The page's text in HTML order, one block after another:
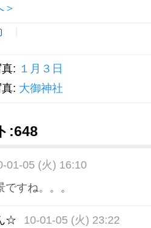
＞
: １月３日
: 大御神社
:648
01-05 (火) 16:10
すね。。。
☆
10-01-05 (火) 23:22